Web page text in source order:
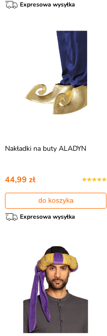
Expresowa wysyłka
Nakładki na buty ALADYN
44,99 zł
do koszyka
Expresowa wysyłka